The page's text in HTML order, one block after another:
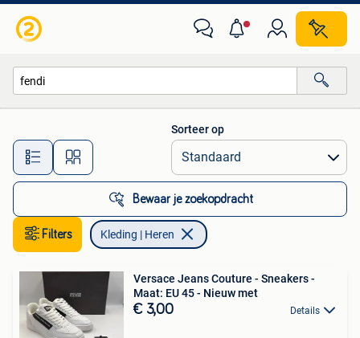
Alle afstanden…
Sorteer op
Bewaar je zoekopdracht
Filters Kleding | Heren
Versace Jeans Couture - Sneakers -
Maat: EU 45 - Nieuw met
€ 3,00 Details